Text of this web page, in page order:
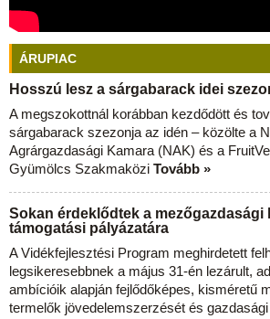
ÁRUPIAC
Hosszú lesz a sárgabarack idei
A megszokottnál korábban kezdődött és
sárgabarack szezonja az idén – közölte a
Agrárgazdasági Kamara (NAK) és a
Gyümölcs Szakmaközi Tovább »
Sokan érdeklődtek a mezőgazdasági
támogatási pályázatára
A Vidékfejlesztési Program meghirdetett
legsikeresebbnek a május 31-én lezárult,
ambícióik alapján fejlődőképes, kisméretű
termelők jövedelemszerzését és